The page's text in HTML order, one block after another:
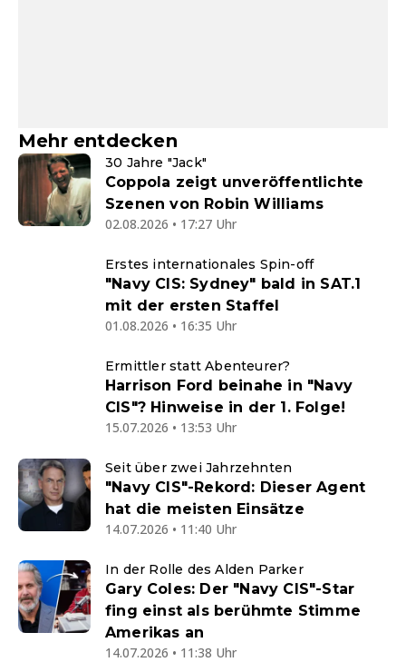
Mehr entdecken
30 Jahre "Jack"
Coppola zeigt unveröffentlichte
Szenen von Robin Williams
02.08.2026 • 17:27 Uhr
Erstes internationales Spin-off
"Navy CIS: Sydney" bald in SAT.1
mit der ersten Staffel
01.08.2026 • 16:35 Uhr
Ermittler statt Abenteurer?
Harrison Ford beinahe in "Navy
CIS"? Hinweise in der 1. Folge!
15.07.2026 • 13:53 Uhr
Seit über zwei Jahrzehnten
"Navy CIS"-Rekord: Dieser Agent
hat die meisten Einsätze
14.07.2026 • 11:40 Uhr
In der Rolle des Alden Parker
Gary Coles: Der "Navy CIS"-Star
fing einst als berühmte Stimme
Amerikas an
14.07.2026 • 11:38 Uhr